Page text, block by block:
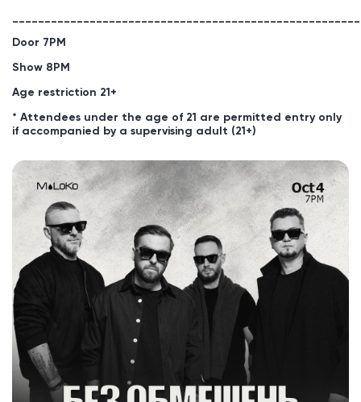
Door 7PM
Show 8PM
Age restriction 21+
* Attendees under the age of 21 are permitted entry only
if accompanied by a supervising adult (21+)